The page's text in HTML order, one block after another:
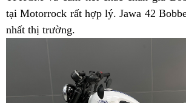
bán
giá
Jawa
42
cổ
tại Motorrock rất hợp lý. Jawa 42
nhất thị trườnghàng
chính
ngạch
.